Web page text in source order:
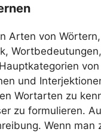
Arten von
und
Wortarten zu
zu formulieren.
Wenn